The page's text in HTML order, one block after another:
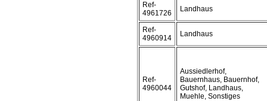
Ref-
4961726
Landhaus
Ref-
4960914
Landhaus
Ref-
4960044
Aussiedlerhof,
Bauernhaus, Bauernhof,
Gutshof, Landhaus,
Muehle, Sonstiges